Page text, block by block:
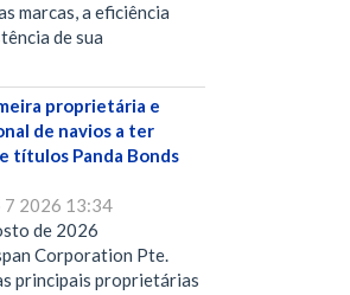
marcas, a eficiência
de sua
proprietária e
de navios a ter
títulos Panda Bonds
7 2026 13:34
de 2026
Corporation Pte.
principais proprietárias